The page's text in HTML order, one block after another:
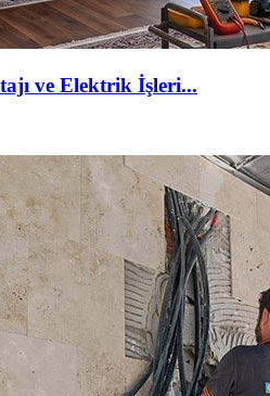
ve Elektrik İşleri...